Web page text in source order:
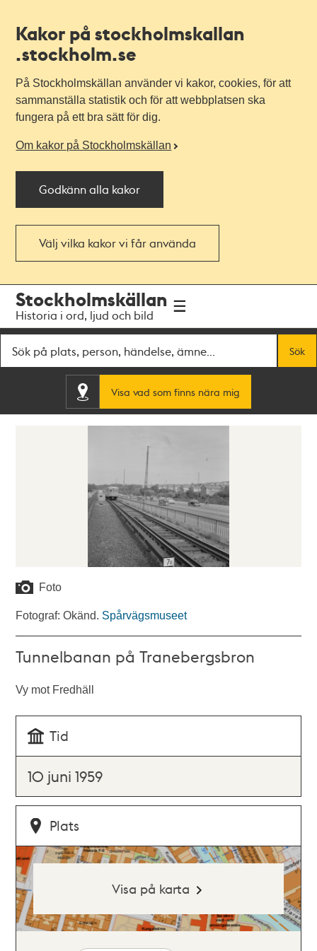
Kakor på stockholmskallan
.stockholm.se
På Stockholmskällan använder vi kakor, cookies, för att
sammanställa statistik och för att webbplatsen ska
fungera på ett bra sätt för dig.
Om kakor på Stockholmskällan
Godkänn alla kakor
Välj vilka kakor vi får använda
navigationen
huvudinnehållet
Stockholmskällan
Historia i ord, ljud och bild
Sök
Visa vad som finns nära mig
Foto
Fotograf: Okänd. Spårvägsmuseet
Tunnelbanan på Tranebergsbron
Vy mot Fredhäll
Tid
10 juni 1959
Plats
Visa på karta